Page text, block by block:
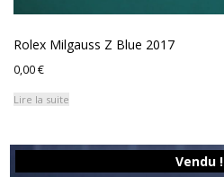
Rolex Milgauss Z Blue 2017
0,00€
Lire la suite
Vendu !